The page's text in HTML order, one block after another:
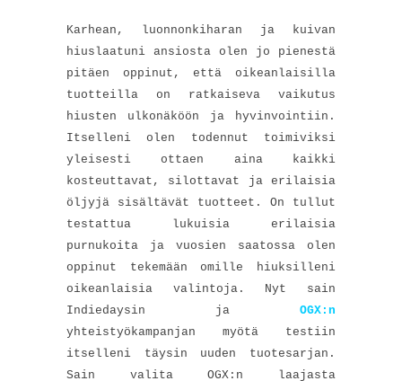
Karhean, luonnonkiharan ja kuivan
hiuslaatuni ansiosta olen jo pienestä
pitäen oppinut, että oikeanlaisilla
tuotteilla on ratkaiseva vaikutus
hiusten ulkonäköön ja hyvinvointiin.
Itselleni olen todennut toimiviksi
yleisesti ottaen aina kaikki
kosteuttavat, silottavat ja erilaisia
öljyjä sisältävät tuotteet. On tullut
testattua lukuisia erilaisia
purnukoita ja vuosien saatossa olen
oppinut tekemään omille hiuksilleni
oikeanlaisia valintoja. Nyt sain
Indiedaysin ja OGX:n
yhteistyökampanjan myötä testiin
itselleni täysin uuden tuotesarjan.
Sain valita OGX:n laajasta